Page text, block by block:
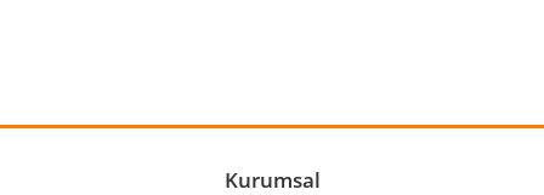
Ürün açıklamasında eksik bilgiler bulunuyor.
Ürün bilgilerinde hatalar bulunuyor.
Kurumsal